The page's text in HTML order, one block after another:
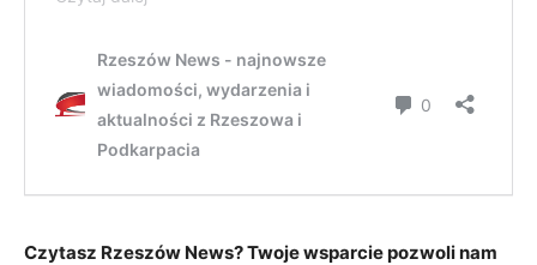
Czytasz Rzeszów News? Twoje wsparcie pozwoli nam